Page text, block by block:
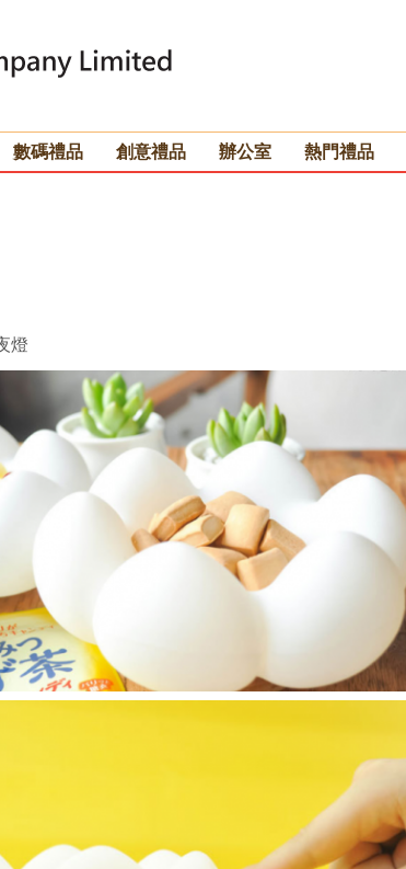
數碼禮品 創意禮品 辦公室 熱門禮品
燈